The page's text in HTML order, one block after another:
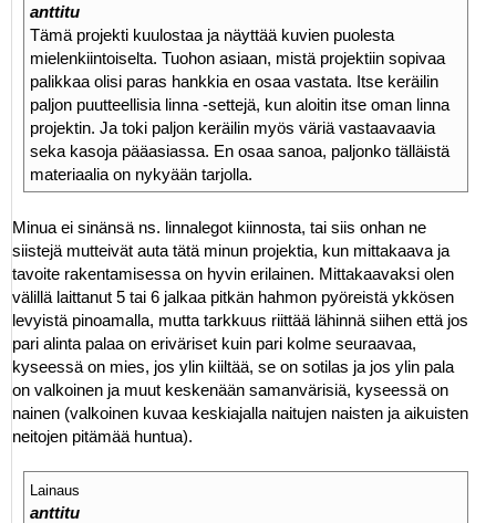
anttitu
Tämä projekti kuulostaa ja näyttää kuvien puolesta
mielenkiintoiselta. Tuohon asiaan, mistä projektiin sopivaa
palikkaa olisi paras hankkia en osaa vastata. Itse keräilin
paljon puutteellisia linna -settejä, kun aloitin itse oman linna
projektin. Ja toki paljon keräilin myös väriä vastaavaavia
seka kasoja pääasiassa. En osaa sanoa, paljonko tälläistä
materiaalia on nykyään tarjolla.
Minua ei sinänsä ns. linnalegot kiinnosta, tai siis onhan ne
siistejä mutteivät auta tätä minun projektia, kun mittakaava ja
tavoite rakentamisessa on hyvin erilainen. Mittakaavaksi olen
välillä laittanut 5 tai 6 jalkaa pitkän hahmon pyöreistä ykkösen
levyistä pinoamalla, mutta tarkkuus riittää lähinnä siihen että jos
pari alinta palaa on eriväriset kuin pari kolme seuraavaa,
kyseessä on mies, jos ylin kiiltää, se on sotilas ja jos ylin pala
on valkoinen ja muut keskenään samanvärisiä, kyseessä on
nainen (valkoinen kuvaa keskiajalla naitujen naisten ja aikuisten
neitojen pitämää huntua).
Lainaus
anttitu